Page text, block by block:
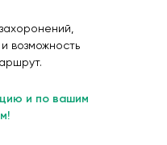
возможность
и по вашим